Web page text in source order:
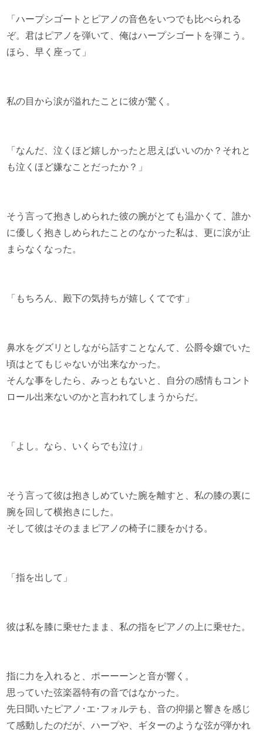
「ハープシゴートとピアノの音色をいつでも比べられる
ぞ。君はピアノを弾いて、俺はハープシゴートを弾こう。
ほら、早く座って」
私の目から涙が溢れたことに彼が驚く。
「なんだ、泣くほど嬉しかったと思えばいいのか？それと
も泣くほど嫌なことだったか？」
そう言って抱きしめられた彼の腕がとても温かくて、誰か
に優しく抱きしめられたことのなかった私は、更に涙が止
まらなくなった。
「もちろん、殿下の気持ちが嬉しくてです」
鼻水をグズリとしながら話すことなんて、公爵令嬢でいた
頃はとてもじゃないが出来なかった。
そんな事をしたら、みっともないと、自分の感情もコント
ロール出来ないのかと言われてしまうからだ。
「よし。なら、いくらでも泣け」
そう言って彼は抱きしめていた腕を離すと、私の膝の裏に
腕を回して横抱きにした。
そして彼はそのままピアノの椅子に腰をかける。
「指を出して」
彼は私を膝に乗せたまま、私の指をピアノの上に乗せた。
指に力を入れると、ポーーーンと音が響く。
思っていた弦楽器特有の音ではなかった。
先日聞いたピアノ･エ･フォルテも、音の抑揚と響きを感じ
て感動したのだが、ハープや、ギターのような弦が弾かれ